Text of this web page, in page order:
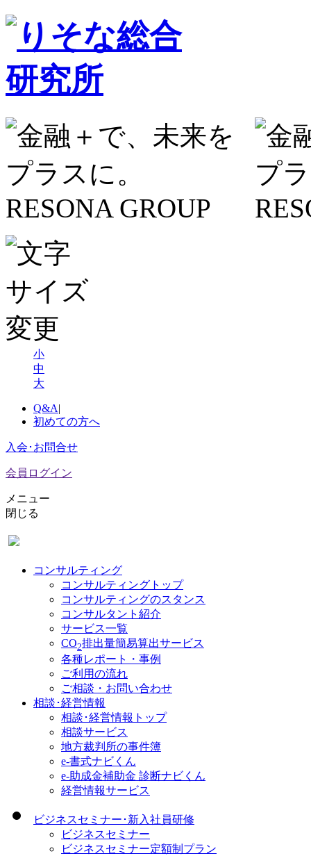
小
中
大
Q&A|
初めての方へ
入会･お問合せ
会員ログイン
メニュー
閉じる
コンサルティング
コンサルティングトップ
コンサルティングのスタンス
コンサルタント紹介
サービス一覧
CO2排出量簡易算出サービス
各種レポート・事例
ご利用の流れ
ご相談・お問い合わせ
相談･経営情報
相談･経営情報トップ
相談サービス
地方裁判所の事件簿
e-書式ナビくん
e-助成金補助金 診断ナビくん
経営情報サービス
ビジネスセミナー･新入社員研修
ビジネスセミナー
ビジネスセミナー定額制プラン